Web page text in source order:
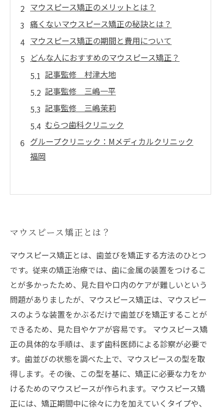
マウスピース矯正のメリットとは？
痛くないマウスピース矯正の秘訣とは？
マウスピース矯正の期間と費用について
どんな人におすすめのマウスピース矯正？
記事監修 村津大地
記事監修 三嶋一平
記事監修 三嶋茉莉
むらつ歯科クリニック
グループクリニック：Mメディカルクリニック
福岡
マウスピース矯正とは？
マウスピース矯正とは、歯並びを矯正する方法のひとつ
です。従来の矯正治療では、歯に金属の装置をつけるこ
とが多かったため、見た目や口内のケアが難しいという
問題がありましたが、マウスピース矯正は、マウスピー
スのような装置をかぶるだけで歯並びを矯正することが
できるため、見た目やケアが容易です。 マウスピース矯
正の具体的な手順は、まず歯科医師による診察が必要で
す。歯並びの状態を調べた上で、マウスピースの型を取
得します。その後、この型を基に、矯正に必要な力をか
けるためのマウスピースが作られます。マウスピース矯
正には、矯正期間中に徐々に力を加えていくタイプや、